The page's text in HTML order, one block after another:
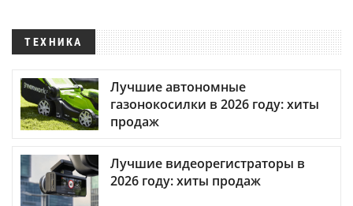
ТЕХНИКА
Лучшие автономные
газонокосилки в 2026 году: хиты
продаж
Лучшие видеорегистраторы в
2026 году: хиты продаж